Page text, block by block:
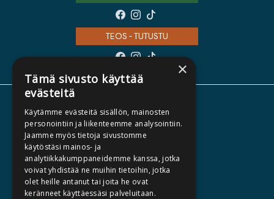
TEOS - TUTUSTU
TIETOA MEISTÄ
TEKIJÄT
AJANKOHTAISTA
HALUATKO KIRJAILIJAKSI
×
Tämä sivusto käyttää
evästeitä
Käytämme evästeitä sisällön, mainosten
personointiin ja liikenteemme analysointiin.
Jaamme myös tietoja sivustomme
käytöstäsi mainos- ja
analytiikkakumppaneidemme kanssa, jotka
voivat yhdistää ne muihin tietoihin, jotka
olet heille antanut tai joita he ovat
keränneet käyttäessäsi palveluitaan.